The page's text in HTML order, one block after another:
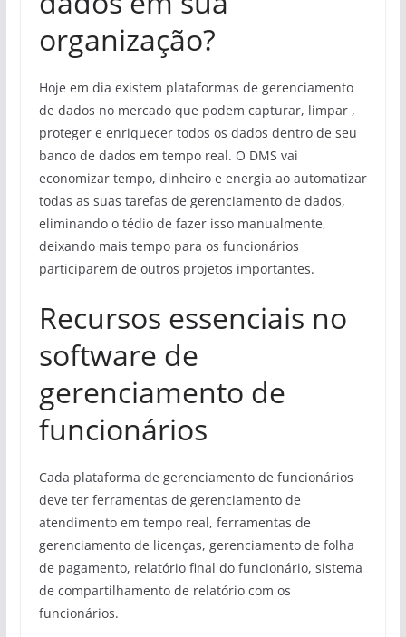
organização?
Hoje em dia existem plataformas de gerenciamento
de dados no mercado que podem capturar, limpar ,
proteger e enriquecer todos os dados dentro de seu
banco de dados em tempo real. O DMS vai
economizar tempo, dinheiro e energia ao automatizar
todas as suas tarefas de gerenciamento de dados,
eliminando o tédio de fazer isso manualmente,
deixando mais tempo para os funcionários
participarem de outros projetos importantes.
Recursos essenciais no
software de
gerenciamento de
funcionários
Cada plataforma de gerenciamento de funcionários
deve ter ferramentas de gerenciamento de
atendimento em tempo real, ferramentas de
gerenciamento de licenças, gerenciamento de folha
de pagamento, relatório final do funcionário, sistema
de compartilhamento de relatório com os
funcionários.